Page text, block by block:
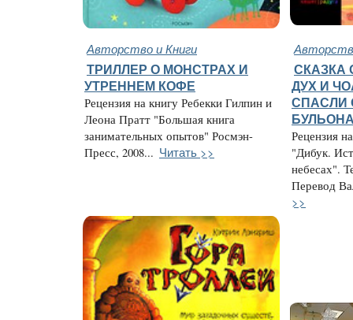
Авторство и Книги
ТРИЛЛЕР О МОНСТРАХ И
УТРЕННЕМ КОФЕ
Рецензия на книгу Ребекки Гилпин и
Леона Пратт "Большая книга
занимательных опытов" Росмэн-
Пресс, 2008... Читать >>
СКАЗКА
ДУХ И
СПАСЛИ
Рецензия
"Дибук.
небесах".
Перевод
>>